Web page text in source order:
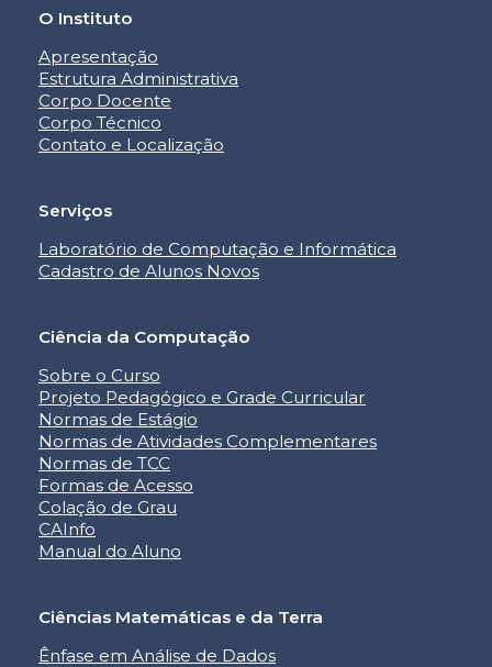
O Instituto
Apresentação
Estrutura Administrativa
Corpo Docente
Corpo Técnico
Contato e Localização
Serviços
Laboratório de Computação e Informática
Cadastro de Alunos Novos
Ciência da Computação
Sobre o Curso
Projeto Pedagógico e Grade Curricular
Normas de Estágio
Normas de Atividades Complementares
Normas de TCC
Formas de Acesso
Colação de Grau
CAInfo
Manual do Aluno
Ciências Matemáticas e da Terra
Ênfase em Análise de Dados